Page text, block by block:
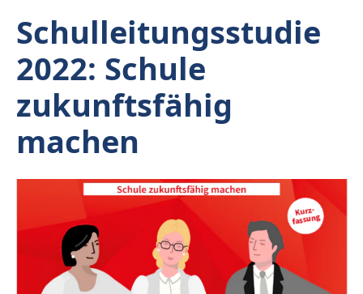
Schulleitungsstudie
2022: Schule
zukunftsfähig
machen